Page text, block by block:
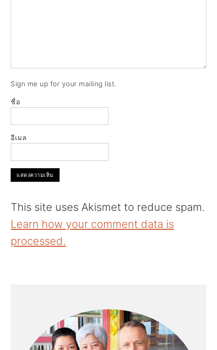
Sign me up for your mailing list.
ชื่อ
อีเมล
This site uses Akismet to reduce spam.
Learn how your comment data is
processed.